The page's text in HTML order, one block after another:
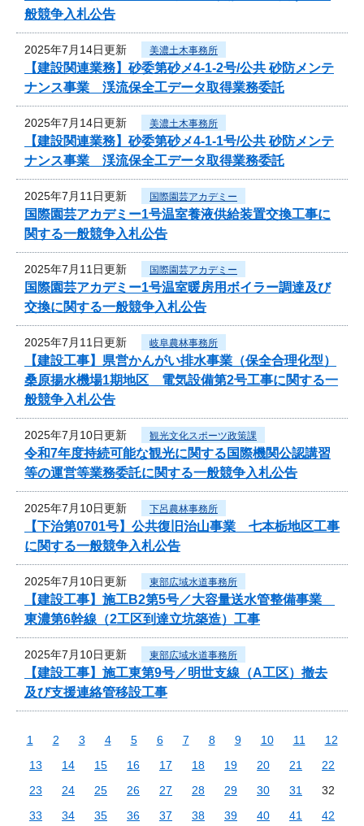
般競争入札公告
2025年7月14日更新 美濃土木事務所
【建設関連業務】砂委第砂メ4-1-2号/公共 砂防メンテ
ナンス事業 渓流保全工データ取得業務委託
2025年7月14日更新 美濃土木事務所
【建設関連業務】砂委第砂メ4-1-1号/公共 砂防メンテ
ナンス事業 渓流保全工データ取得業務委託
2025年7月11日更新 国際園芸アカデミー
国際園芸アカデミー1号温室養液供給装置交換工事に
関する一般競争入札公告
2025年7月11日更新 国際園芸アカデミー
国際園芸アカデミー1号温室暖房用ボイラー調達及び
交換に関する一般競争入札公告
2025年7月11日更新 岐阜農林事務所
【建設工事】県営かんがい排水事業（保全合理化型）
桑原揚水機場1期地区 電気設備第2号工事に関する一
般競争入札公告
2025年7月10日更新 観光文化スポーツ政策課
令和7年度持続可能な観光に関する国際機関公認講習
等の運営等業務委託に関する一般競争入札公告
2025年7月10日更新 下呂農林事務所
【下治第0701号】公共復旧治山事業 七本栃地区工事
に関する一般競争入札公告
2025年7月10日更新 東部広域水道事務所
【建設工事】施工B2第5号／大容量送水管整備事業
東濃第6幹線（2工区到達立坑築造）工事
2025年7月10日更新 東部広域水道事務所
【建設工事】施工東第9号／明世支線（A工区）撤去
及び支援連絡管移設工事
1 2 3 4 5 6 7 8 9 10 11
12
13
14 15 16 17 18 19 20 21
22
23
24 25 26 27 28 29 30 31
32
33
34 35 36 37 38 39 40 41
42